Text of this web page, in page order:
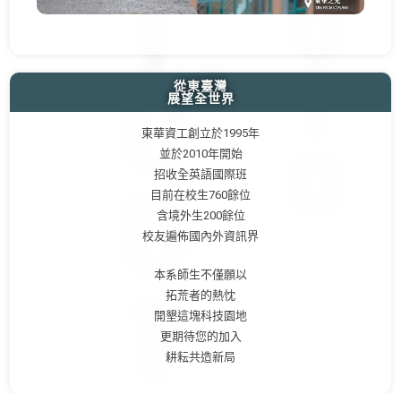
從東臺灣
展望全世界
東華資工創立於1995年
並於2010年開始
招收全英語國際班
目前在校生760餘位
含境外生200餘位
校友遍佈國內外資訊界
本系師生不僅願以
拓荒者的熱忱
開墾這塊科技園地
更期待您的加入
耕耘共造新局